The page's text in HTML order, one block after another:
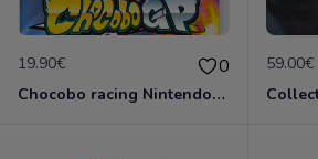
19.90€ 0
Chocobo racing Nintendo Switch
59.00€